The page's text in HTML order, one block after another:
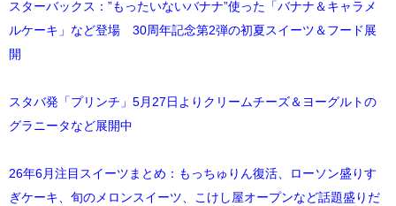
スターバックス：”もったいないバナナ”使った「バナナ＆キャラメ
ルケーキ」など登場 30周年記念第2弾の初夏スイーツ＆フード展
開
スタバ発「プリンチ」5月27日よりクリームチーズ＆ヨーグルトの
グラニータなど展開中
26年6月注目スイーツまとめ：もっちゅりん復活、ローソン盛りす
ぎケーキ、旬のメロンスイーツ、こけし屋オープンなど話題盛りだ